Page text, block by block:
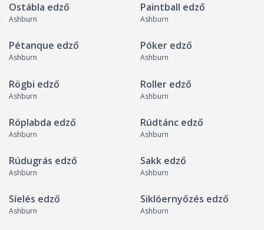
Ostábla edző
Ashburn
Paintball edző
Ashburn
Pétanque edző
Ashburn
Póker edző
Ashburn
Rögbi edző
Ashburn
Roller edző
Ashburn
Röplabda edző
Ashburn
Rúdtánc edző
Ashburn
Rúdugrás edző
Ashburn
Sakk edző
Ashburn
Síelés edző
Ashburn
Siklóernyőzés edző
Ashburn